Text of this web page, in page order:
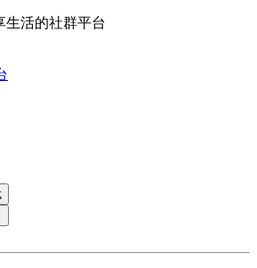
生活的社群平台